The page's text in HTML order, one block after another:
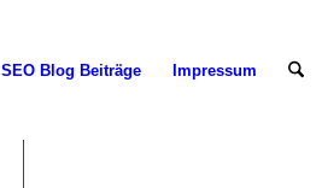
SEO Blog Beiträge Impressum